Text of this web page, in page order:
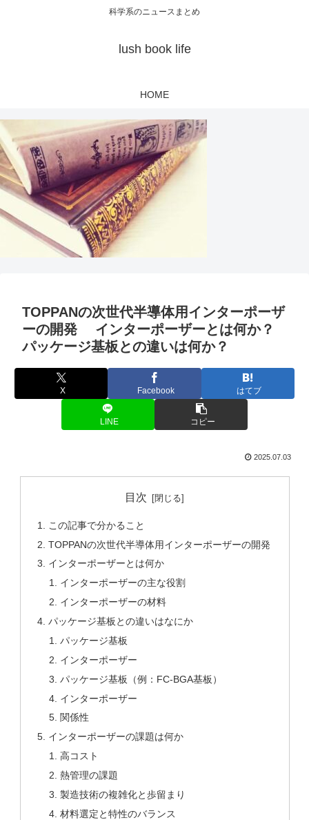
科学系のニュースまとめ
lush book life
HOME
TOPPANの次世代半導体用インターポーザ
ーの開発 インターポーザーとは何か？
パッケージ基板との違いは何か？
X Facebook はてブ
LINE コピー
2025.07.03
目次
この記事で分かること
TOPPANの次世代半導体用インターポーザーの開発
インターポーザーとは何か
インターポーザーの主な役割
インターポーザーの材料
パッケージ基板との違いはなにか
パッケージ基板
インターポーザー
パッケージ基板（例：FC-BGA基板）
インターポーザー
関係性
インターポーザーの課題は何か
高コスト
熱管理の課題
製造技術の複雑化と歩留まり
材料選定と特性のバランス